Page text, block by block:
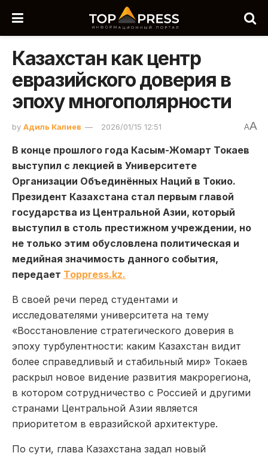
Казахстан как центр
евразийского доверия в
эпоху многополярности
by Адиль Калиев 2026/01/15 12:51 AA
В конце прошлого года Касым-Жомарт Токаев
выступил с лекцией в Университете
Организации Объединённых Наций в Токио.
Президент Казахстана стал первым главой
государства из Центральной Азии, который
выступил в столь престижном учреждении, но
не только этим обусловлена политическая и
медийная значимость данного события,
передает Toppress.kz.
В своей речи перед студентами и
исследователями университета на тему
«Восстановление стратегического доверия в
эпоху турбулентности: каким Казахстан видит
более справедливый и стабильный мир» Токаев
раскрыл новое видение развития макрорегиона,
в котором сотрудничество с Россией и другими
странами Центральной Азии является
приоритетом в евразийской архитектуре.
По сути, глава Казахстана задал новый